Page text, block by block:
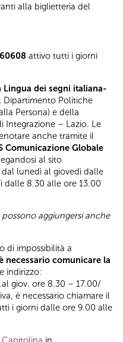
alla biglietteria del
attivo tutti i giorni
dei segni italiana-
Dipartimento Politiche
Persona) e della
Integrazione – Lazio. Le
anche tramite il
Comunicazione Globale
al sito
dal lunedì al giovedì dalle
dalle 8.30 alle ore 13.00
aggiungersi anche
di impossibilità a
necessario comunicare la
indirizzo:
giov. ore 8.30 – 17.00/
è necessario chiamare il
i giorni dalle ore 9.00 alle